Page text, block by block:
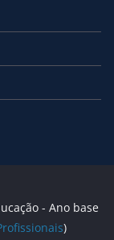
- Ano base
)